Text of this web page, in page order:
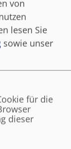
von
lesen Sie
sowie unser
für die
dieser